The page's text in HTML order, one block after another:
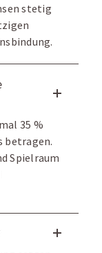
stetig
35 %
betragen.
Spielraum